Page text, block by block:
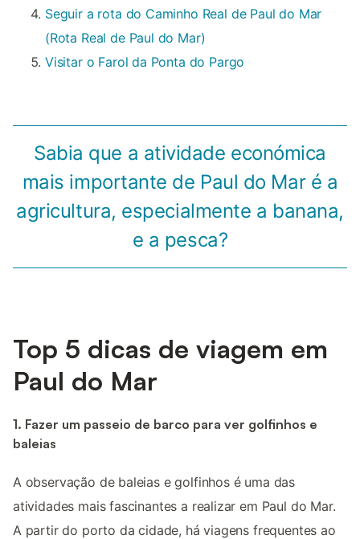
Seguir a rota do Caminho Real de Paul do Mar
(Rota Real de Paul do Mar)
Visitar o Farol da Ponta do Pargo
Sabia que a atividade económica
mais importante de Paul do Mar é a
agricultura, especialmente a banana,
e a pesca?
Top 5 dicas de viagem em
Paul do Mar
1. Fazer um passeio de barco para ver golfinhos e
baleias
A observação de baleias e golfinhos é uma das
atividades mais fascinantes a realizar em Paul do Mar.
A partir do porto da cidade, há viagens frequentes ao